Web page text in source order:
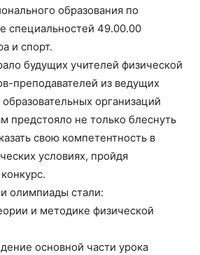
образования по
специальностей 49.00.00
и спорт.
будущих учителей физической
преподавателей из ведущих
организаций
предстояло не только блеснуть
свою компетентность в
условиях, пройдя
олимпиады стали:
и методике физической
основной части урока